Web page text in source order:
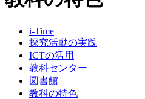
i-Time
探究活動の実践
ICTの活用
教科センター
図書館
教科の特色